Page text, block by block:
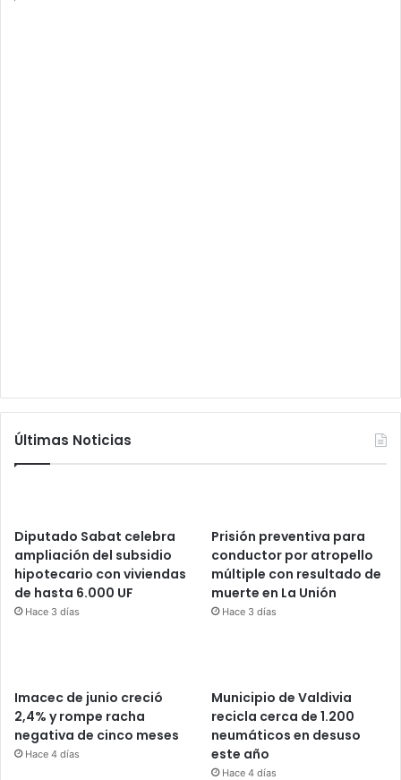
Últimas Noticias
Diputado Sabat celebra
ampliación del subsidio
hipotecario con viviendas
de hasta 6.000 UF
Hace 3 días
Prisión preventiva para
conductor por atropello
múltiple con resultado de
muerte en La Unión
Hace 3 días
Imacec de junio creció
2,4% y rompe racha
negativa de cinco meses
Hace 4 días
Municipio de Valdivia
recicla cerca de 1.200
neumáticos en desuso
este año
Hace 4 días